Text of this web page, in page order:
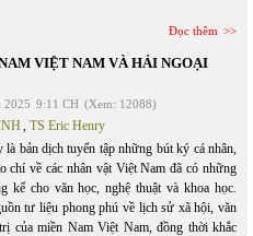
Đọc thêm
VIỆT NAM VÀ HẢI NGOẠI
2025 9:11 CH (Xem: 12088)
, TS Eric Henry
là bản dịch tuyển tập những bút ký cá nhân,
chí về các nhân vật Việt Nam đã có những
kể cho văn học, nghệ thuật và khoa học.
tư liệu phong phú về lịch sử xã hội, văn
của miền Nam Việt Nam, đồng thời khắc